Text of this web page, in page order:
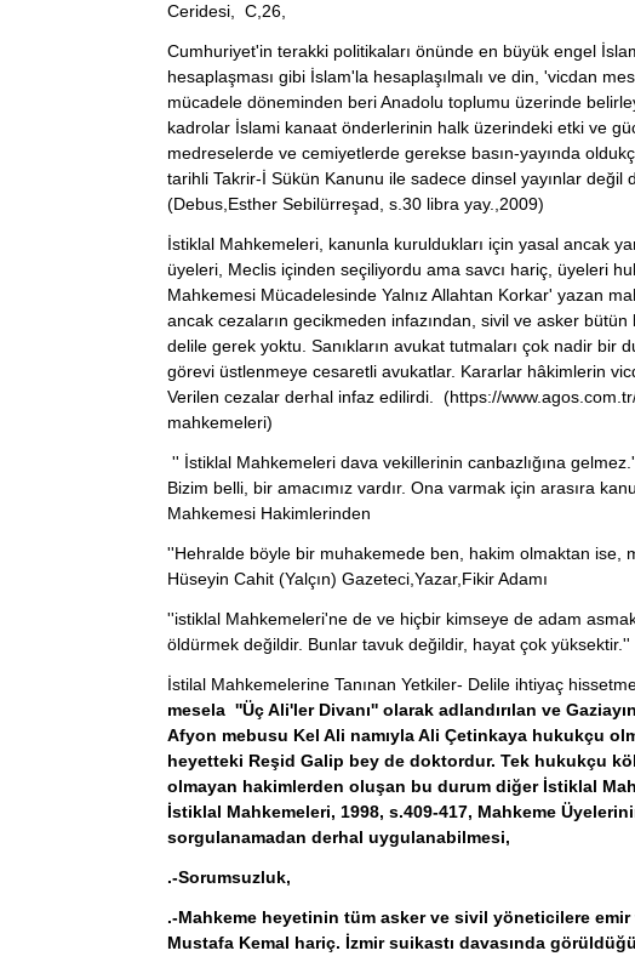
Ceridesi, C,26,
Cumhuriyet'in terakki politikaları önünde en büyük engel
hesaplaşması gibi İslam'la hesaplaşılmalı ve din, 'vicdan
mücadele döneminden beri Anadolu toplumu üzerinde
kadrolar İslami kanaat önderlerinin halk üzerindeki etki ve
medreselerde ve cemiyetlerde gerekse basın-yayında
tarihli Takrir-İ Sükün Kanunu ile sadece dinsel yayınlar değil
(Debus,Esther Sebilürreşad, s.30 libra yay.,2009)
İstiklal Mahkemeleri, kanunla kuruldukları için yasal ancak
üyeleri, Meclis içinden seçiliyordu ama savcı hariç, üyeleri
Mahkemesi Mücadelesinde Yalnız Allahtan Korkar' yazan
ancak cezaların gecikmeden infazından, sivil ve asker
delile gerek yoktu. Sanıkların avukat tutmaları çok nadir bir
görevi üstlenmeye cesaretli avukatlar. Kararlar hâkimlerin
Verilen cezalar derhal infaz edilirdi. (https://
mahkemeleri)
'' İstiklal Mahkemeleri dava vekillerinin canbazlığına
Bizim belli, bir amacımız vardır. Ona varmak için arasıra
Mahkemesi Hakimlerinden
''Hehralde böyle bir muhakemede ben, hakim olmaktan ise,
Hüseyin Cahit (Yalçın) Gazeteci,Yazar,Fikir Adamı
''istiklal Mahkemeleri'ne de ve hiçbir kimseye de adam
öldürmek değildir. Bunlar tavuk değildir, hayat çok
İstilal Mahkemelerine Tanınan Yetkiler- Delile ihtiyaç
mesela ''Üç Ali'ler Divanı'' olarak adlandırılan ve
Afyon mebusu Kel Ali namıyla Ali Çetinkaya hukukçu
heyetteki Reşid Galip bey de doktordur. Tek hukukçu
olmayan hakimlerden oluşan bu durum diğer İstiklal
İstiklal Mahkemeleri, 1998, s.409-417, Mahkeme
sorgulanamadan derhal uygulanabilmesi,
.-Sorumsuzluk,
.-Mahkeme heyetinin tüm asker ve sivil yöneticilere
Mustafa Kemal hariç. İzmir suikastı davasında